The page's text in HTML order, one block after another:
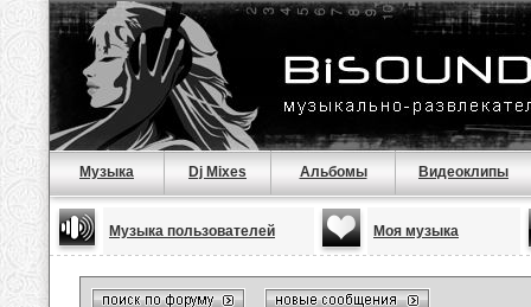
Музыка Dj Mixes Альбомы Видеоклипы
Музыка пользователей Моя музыка